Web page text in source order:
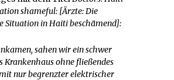
shameful: [Ärzte: Die
Situation in Haiti beschämend]:
sahen wir ein schwer
Krankenhaus ohne fließendes
nur begrenzter elektrischer